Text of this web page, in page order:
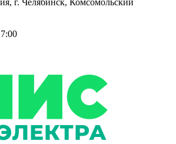
г. Челябинск, Комсомольский